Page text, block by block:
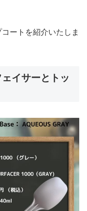
ートを紹介いたしま
イサーとトッ